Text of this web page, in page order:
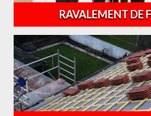
RAVALEMENT DE